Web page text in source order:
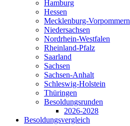
Hamburg
Hessen
Mecklenburg-Vorpommern
Niedersachsen
Nordrhein-Westfalen
Rheinland-Pfalz
Saarland
Sachsen
Sachsen-Anhalt
Schleswig-Holstein
Thüringen
Besoldungsrunden
2026-2028
Besoldungsvergleich